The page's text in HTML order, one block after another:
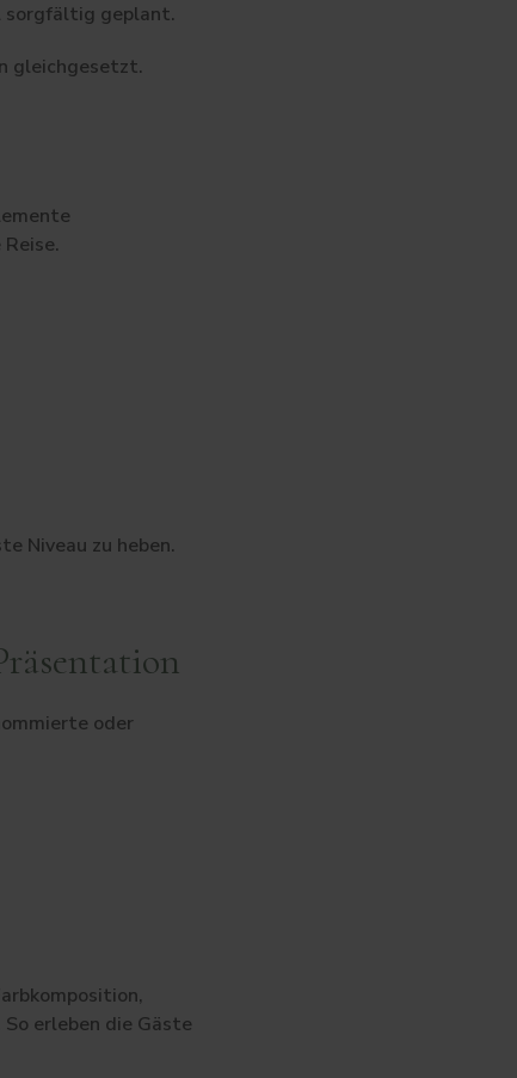
sorgfältig geplant.
gleichgesetzt.
Niveau zu heben.
oder
erleben die Gäste